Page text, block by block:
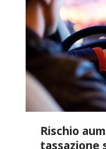
Rischio
tassazione